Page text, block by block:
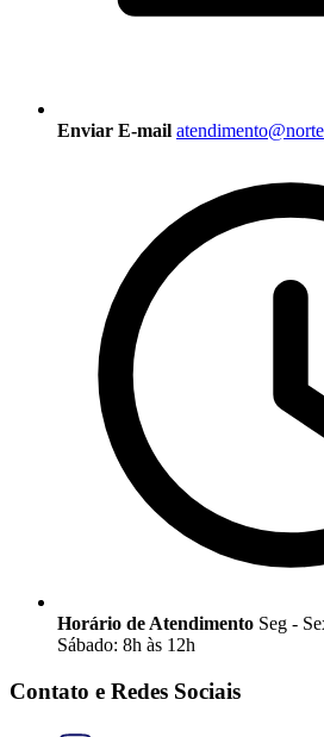
Enviar E-mail
Horário de Atendimento Seg -
Sábado: 8h às 12h
Contato e Redes Sociais